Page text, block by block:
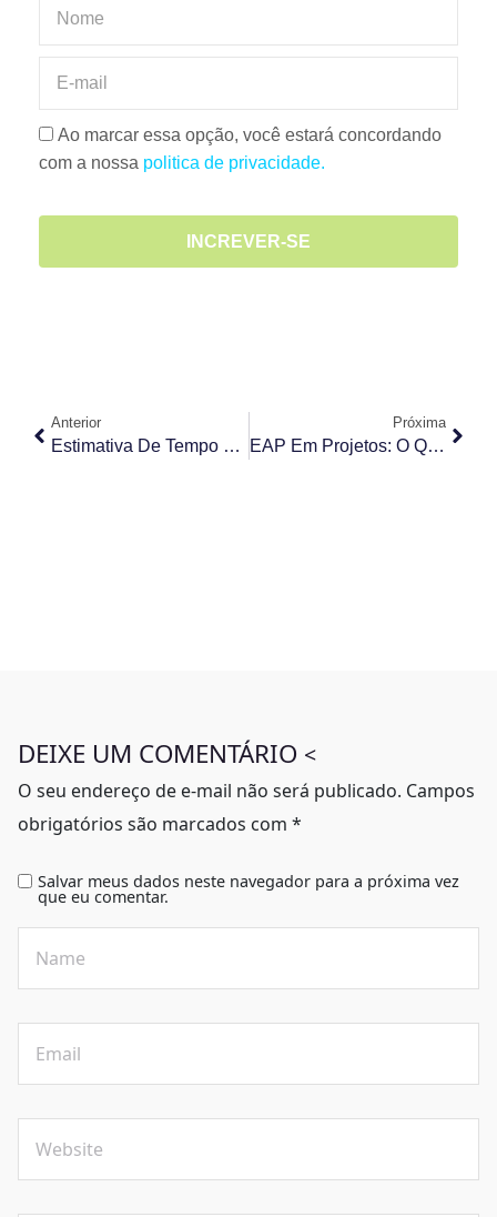
Ao marcar essa opção, você estará concordando
com a nossa politica de privacidade.
INCREVER-SE
Anterior
Estimativa De Tempo Utilizando Planning Poker
Próxima
EAP Em Projetos: O Que É? Como Utilizar?
DEIXE UM COMENTÁRIO <
O seu endereço de e-mail não será publicado. Campos
obrigatórios são marcados com *
Salvar meus dados neste navegador para a próxima vez
que eu comentar.